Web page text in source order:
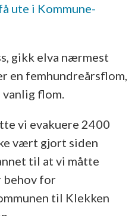
ute i Kommune-
gikk elva nærmest
en femhundreårsflom,
flom.
vi evakuere 2400
vært gjort siden
til at vi måtte
behov for
til Klekken